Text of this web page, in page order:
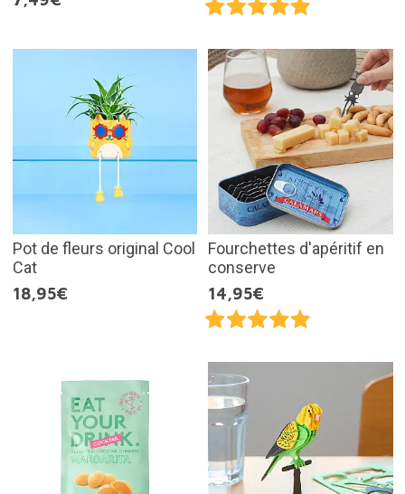
Pot de fleurs original Cool
Cat
18,95€
Fourchettes d'apéritif en
conserve
14,95€